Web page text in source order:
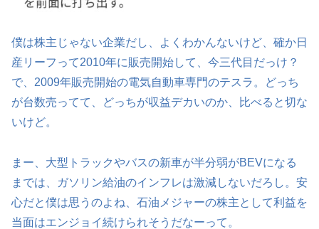
僕は株主じゃない企業だし、よくわかんないけど、確か日
産リーフって2010年に販売開始して、今三代目だっけ？
で、2009年販売開始の電気自動車専門のテスラ。どっち
が台数売ってて、どっちが収益デカいのか、比べると切な
いけど。
まー、大型トラックやバスの新車が半分弱がBEVになる
までは、ガソリン給油のインフレは激減しないだろし。安
心だと僕は思うのよね、石油メジャーの株主として利益を
当面はエンジョイ続けられそうだなーって。